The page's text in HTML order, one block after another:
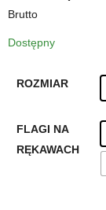
Brutto
Dostępny
ROZMIAR
FLAGI NA
RĘKAWACH